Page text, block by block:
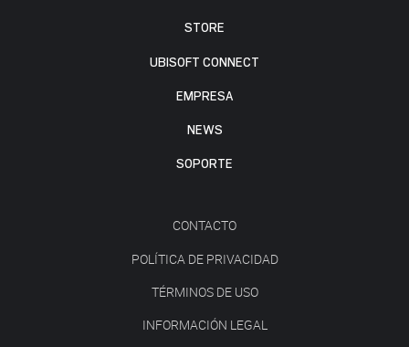
STORE
UBISOFT CONNECT
EMPRESA
NEWS
SOPORTE
CONTACTO
POLÍTICA DE PRIVACIDAD
TÉRMINOS DE USO
INFORMACIÓN LEGAL